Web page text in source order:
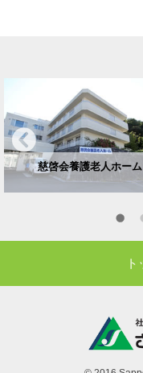
慈啓会養護老人ホーム